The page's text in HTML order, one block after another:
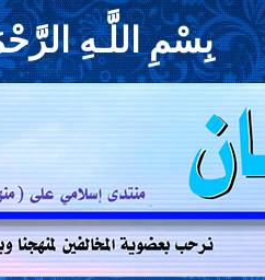
بِسْمِ اللَّـهِ